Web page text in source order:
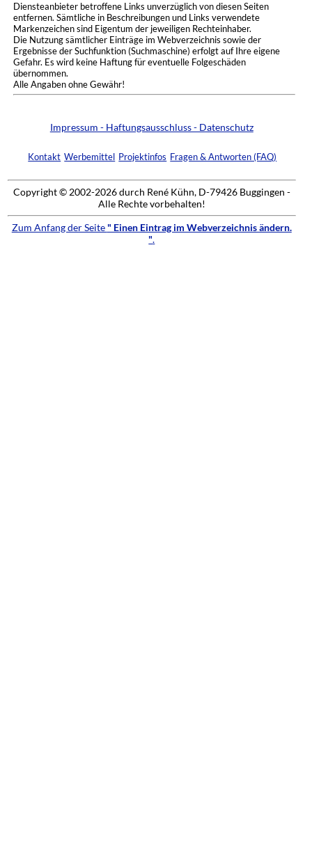
Diensteanbieter betroffene Links unverzüglich von diesen Seiten
entfernen. Sämtliche in Beschreibungen und Links verwendete
Markenzeichen sind Eigentum der jeweiligen Rechteinhaber.
Die Nutzung sämtlicher Einträge im Webverzeichnis sowie der
Ergebnisse der Suchfunktion (Suchmaschine) erfolgt auf Ihre eigene
Gefahr. Es wird keine Haftung für eventuelle Folgeschäden
übernommen.
Alle Angaben ohne Gewähr!
Impressum - Haftungsausschluss - Datenschutz
Kontakt Werbemittel Projektinfos Fragen & Antworten (FAQ)
Copyright © 2002-2026 durch René Kühn, D-79426 Buggingen -
Alle Rechte vorbehalten!
Zum Anfang der Seite " Einen Eintrag im Webverzeichnis ändern.
".